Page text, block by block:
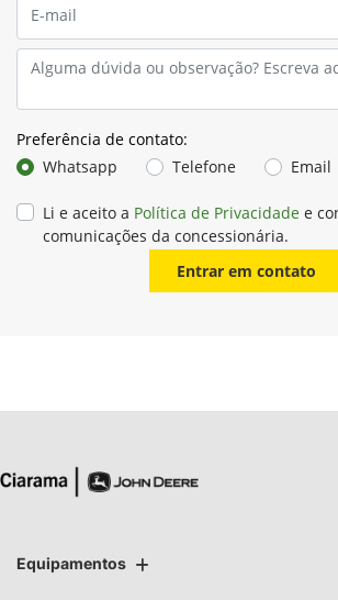
Preferência de contato:
Whatsapp
Telefone Email
Li e aceito a Política de Privacidade e
comunicações da concessionária.
Entrar em contato
Equipamentos